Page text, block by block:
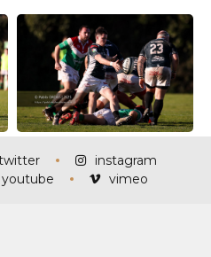
instagram
youtube vimeo